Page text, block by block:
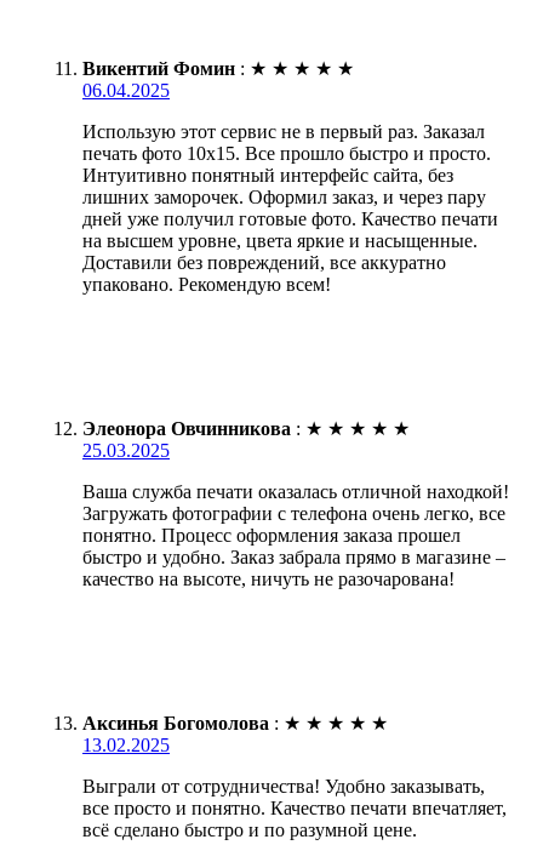
Викентий Фомин : ★ ★ ★ ★ ★
06.04.2025
Использую этот сервис не в первый раз. Заказал
печать фото 10х15. Все прошло быстро и просто.
Интуитивно понятный интерфейс сайта, без
лишних заморочек. Оформил заказ, и через пару
дней уже получил готовые фото. Качество печати
на высшем уровне, цвета яркие и насыщенные.
Доставили без повреждений, все аккуратно
упаковано. Рекомендую всем!
Элеонора Овчинникова : ★ ★ ★ ★ ★
25.03.2025
Ваша служба печати оказалась отличной находкой!
Загружать фотографии с телефона очень легко, все
понятно. Процесс оформления заказа прошел
быстро и удобно. Заказ забрала прямо в магазине –
качество на высоте, ничуть не разочарована!
Аксинья Богомолова : ★ ★ ★ ★ ★
13.02.2025
Выграли от сотрудничества! Удобно заказывать,
все просто и понятно. Качество печати впечатляет,
всё сделано быстро и по разумной цене.